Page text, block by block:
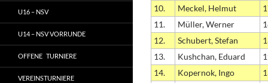
10.
Meckel, Helmut
11.
Müller, Werner
12.
Schubert, Stefan
13.
Kushchan, Eduard
14.
Kopernok, Ingo
U16 – NSV
U14 – NSV VORRUNDE
OFFENE TURNIERE
VEREINSTURNIERE